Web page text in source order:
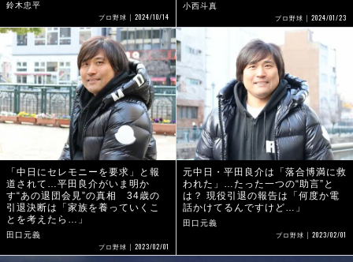
鈴木忠平
プロ野球 2024/10/14
小西斗真
プロ野球 2024/01/23
「中日にセレモニーを要求」と報
道されて…平田良介がいま明か
す“あの退団会見”の真相 34歳の
引退決断は「家族を養っていくこ
とを考えたら…」
田口元義
プロ野球 2023/02/01
元中日・平田良介は「落合博満に救
われた」…たった一つの“助言”と
は？ 現役引退の報告は「何度か電
話かけてるんですけど…」
田口元義
プロ野球 2023/02/01